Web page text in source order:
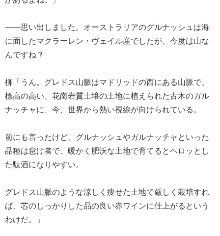
――思い出しました。オーストラリアのグルナッシュは海
に面したマクラーレン・ヴェイル産でしたが、今度は山な
んですね？
柳「うん。グレドス山脈はマドリッドの西にある山脈で、
標高の高い、花崗岩質土壌の土地に植えられた古木のガル
ナッチャに、今、世界から熱い視線が向けられている。
前にも言ったけど、グルナッシュやガルナッチャといった
品種は怠け者で、暖かく肥沃な土地で育てるとヘロッとし
た駄酒になりやすい。
グレドス山脈のような涼しく痩せた土地で厳しく栽培すれ
ば、芯のしっかりした品の良い赤ワインに仕上がるという
わけだ。」